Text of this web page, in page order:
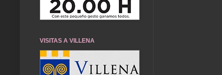
VISITAS A VILLENA